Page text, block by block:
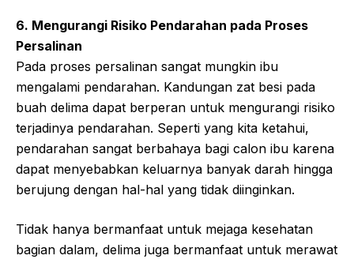
6. Mengurangi Risiko Pendarahan pada Proses
Persalinan
Pada proses persalinan sangat mungkin ibu
mengalami pendarahan. Kandungan zat besi pada
buah delima dapat berperan untuk mengurangi risiko
terjadinya pendarahan. Seperti yang kita ketahui,
pendarahan sangat berbahaya bagi calon ibu karena
dapat menyebabkan keluarnya banyak darah hingga
berujung dengan hal-hal yang tidak diinginkan.
Tidak hanya bermanfaat untuk mejaga kesehatan
bagian dalam, delima juga bermanfaat untuk merawat